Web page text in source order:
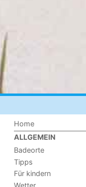
Home
ALLGEMEIN
Badeorte
Tipps
Für kindern
Wetter